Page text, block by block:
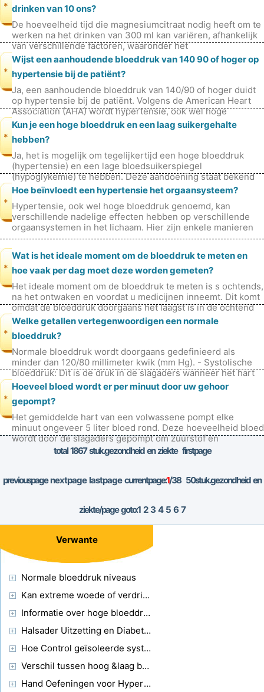
* drinken van 10 ons?
De hoeveelheid tijd die magnesiumcitraat nodig heeft om te
werken na het drinken van 300 ml kan variëren, afhankelijk
van verschillende factoren, waaronder het
spijsverteringsstelsel van een
*
Wijst een aanhoudende bloeddruk van 140 90 of hoger op
hypertensie bij de patiënt?
Ja, een aanhoudende bloeddruk van 140/90 of hoger duidt
op hypertensie bij de patiënt. Volgens de American Heart
Association (AHA) wordt hypertensie, ook wel hoge
bloeddruk genoemd, gedefini
*
Kun je een hoge bloeddruk en een laag suikergehalte
hebben?
Ja, het is mogelijk om tegelijkertijd een hoge bloeddruk
(hypertensie) en een lage bloedsuikerspiegel
(hypoglykemie) te hebben. Deze aandoening staat bekend
als hyperglykemie-geïnduceerde hy
*
Hoe beïnvloedt een hypertensie het orgaansysteem?
Hypertensie, ook wel hoge bloeddruk genoemd, kan
verschillende nadelige effecten hebben op verschillende
orgaansystemen in het lichaam. Hier zijn enkele manieren
waarop hypertensie specifiek
*
Wat is het ideale moment om de bloeddruk te meten en
hoe vaak per dag moet deze worden gemeten?
Het ideale moment om de bloeddruk te meten is s ochtends,
na het ontwaken en voordat u medicijnen inneemt. Dit komt
omdat de bloeddruk doorgaans het laagst is in de ochtend
en gedurende de d
*
Welke getallen vertegenwoordigen een normale
bloeddruk?
Normale bloeddruk wordt doorgaans gedefinieerd als
minder dan 120/80 millimeter kwik (mm Hg). - Systolische
bloeddruk: Dit is de druk in de slagaders wanneer het hart
klopt. Een systolisch
*
Hoeveel bloed wordt er per minuut door uw gehoor
gepompt?
Het gemiddelde hart van een volwassene pompt elke
minuut ongeveer 5 liter bloed rond. Deze hoeveelheid bloed
wordt door de slagaders gepompt om zuurstof en
voedingsstoffen aan alle cellen en
total1867stuk.gezondheid en ziekte firstpage
previouspagenextpage lastpagecurrentpage:1/38 50stuk.gezondheid en
ziekte/page goto:1 2 3 4 5 6 7
Verwante
Normale bloeddruk niveaus
Kan extreme woede of verdriet uw bloeddruk verhogen?
Informatie over hoge bloeddruk
Halsader Uitzetting en Diabetes
Hoe Control geïsoleerde systolische hypertensie
Verschil tussen hoog &laag bloeddruk
Hand Oefeningen voor Hypertensie